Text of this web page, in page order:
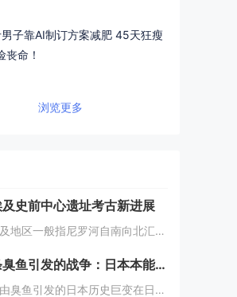
子靠AI制订方案减肥 45天狂瘦
丧命！
浏览更多
史前中心遗址考古新进展
下埃及地区一般指尼罗河自南向北汇入地中海时在河口处形成的冲积平原地带，即尼罗河三角洲地区，与之相对应的是尼罗河河谷地带的上埃及地区。下埃及水系发达，水网密布，自史前时期就已有人类在此活动。然而，三角洲地区的地下水位较高，不利于地下文物的保存...
一条臭鱼引发的战争：日本本能寺之变，改写历史的诡异之战？
一场由臭鱼引发的日本历史巨变在日本历史上，有一场战争因其离奇的起因而备受瞩目，这便是1582年的本能寺之变。这场战争不仅彻底改变了日本的命运，更因其起因——一条臭鱼，而显得尤为诡异。当时，日本正处于战国时代，各大诸侯势力割据一方。而织田信长...